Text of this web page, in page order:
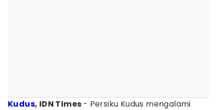
Kudus, IDN TImes - Persiku Kudus mengalami